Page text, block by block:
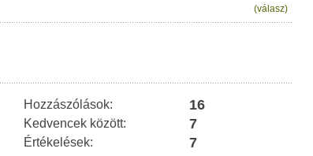
(válasz)
Hozzászólások: 16
Kedvencek között: 7
Értékelések: 7